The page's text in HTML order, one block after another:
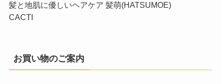
髪と地肌に優しいヘアケア 髪萌(HATSUMOE)
CACTI
お買い物のご案内